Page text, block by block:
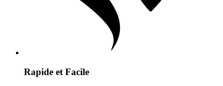
Rapide et Facile